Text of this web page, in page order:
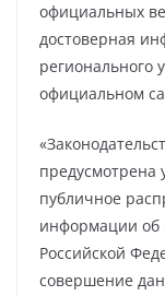
официальных
достоверная
регионального
официальном
предусмотрена
публичное
информации об
Российской
совершение